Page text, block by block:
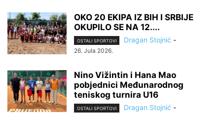
OKO 20 EKIPA IZ BIH I SRBIJE
OKUPILO SE NA 12....
OSTALI SPORTOVI Dragan Stojnić -
26. Jula 2026.
Nino Vižintin i Hana Mao
pobjednici Međunarodnog
teniskog turnira U16
OSTALI SPORTOVI Dragan Stojnić -